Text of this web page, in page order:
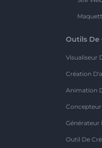
Outils De
Visualiseur
Création
Animation
Générateur
Outil De